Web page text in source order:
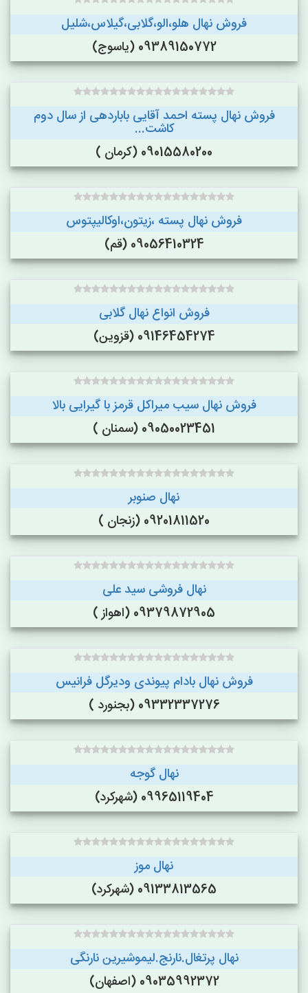
فروش نهال هلو،الو،گلابی،گیلاس،شلیل
09389150772 (یاسوج)
فروش نهال پسته احمد آقایی باباردهی از سال دوم
کاشت...
09015580200 (کرمان )
فروش نهال پسته ،زیتون،اوکالیپتوس
09056410324 (قم)
فروش انواع نهال گلابی
09146454274 (قزوین)
فروش نهال سیب میراکل قرمز با گیرایی بالا
09050023451 (سمنان )
نهال صنوبر
09201811520 (زنجان )
نهال فروشی سید علی
09379872905 (اهواز )
فروش نهال بادام پیوندی ودیرگل فرانیس
09332337276 (بجنورد )
نهال گوجه
09965119404 (شهرکرد)
نهال موز
09133813565 (شهرکرد)
نهال پرتغال.نارنج.لیموشیرین نارنگی
09035992372 (اصفهان)